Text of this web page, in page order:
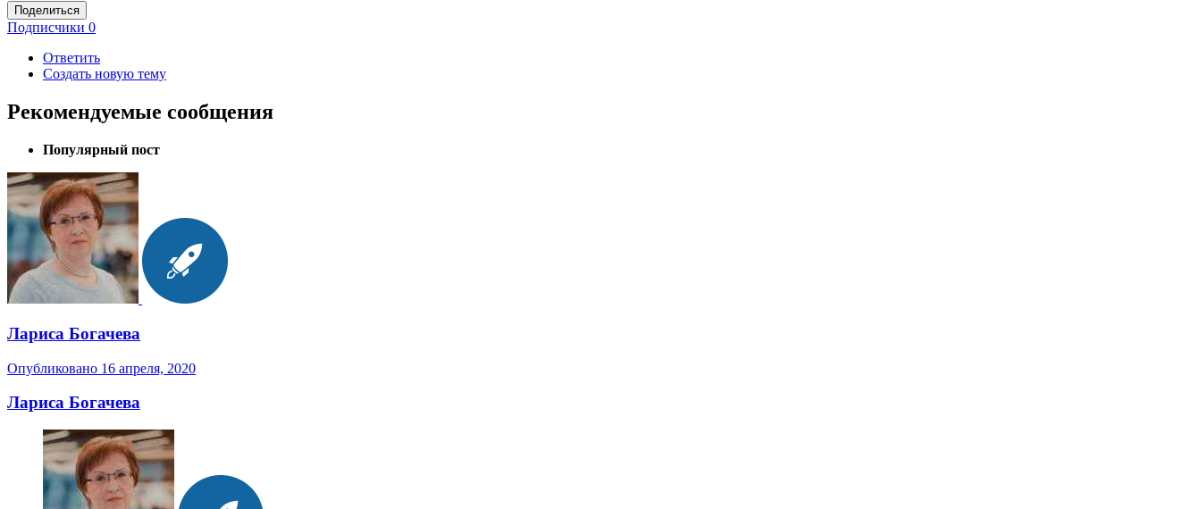
Поделиться
Подписчики 0
Ответить
Создать новую тему
Рекомендуемые сообщения
Популярный пост
Лариса Богачева
Опубликовано 16 апреля, 2020
Лариса Богачева